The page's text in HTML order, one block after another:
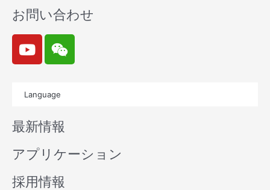
お問い合わせ
Y
o
u
b
e
W
e
i
n
Language
最新情報
アプリケーション
採用情報